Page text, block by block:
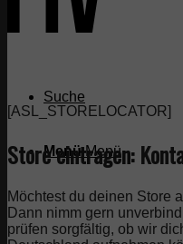
Suche
Menü Menü
[ASL_STORELOCATOR]
Store eintragen:
Möchtest du deinen Store
Dann nimm gern
prüfen sorgfältig, ob wir